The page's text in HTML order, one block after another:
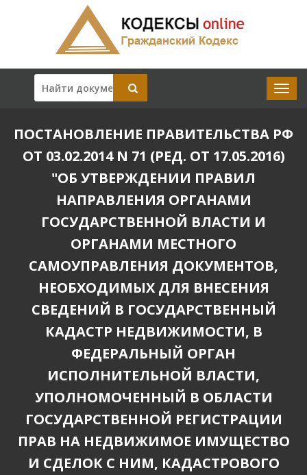
ПОСТАНОВЛЕНИЕ ПРАВИТЕЛЬСТВА РФ
ОТ 03.02.2014 N 71 (РЕД. ОТ 17.05.2016)
"ОБ УТВЕРЖДЕНИИ ПРАВИЛ
НАПРАВЛЕНИЯ ОРГАНАМИ
ГОСУДАРСТВЕННОЙ ВЛАСТИ И
ОРГАНАМИ МЕСТНОГО
САМОУПРАВЛЕНИЯ ДОКУМЕНТОВ,
НЕОБХОДИМЫХ ДЛЯ ВНЕСЕНИЯ
СВЕДЕНИЙ В ГОСУДАРСТВЕННЫЙ
КАДАСТР НЕДВИЖИМОСТИ, В
ФЕДЕРАЛЬНЫЙ ОРГАН
ИСПОЛНИТЕЛЬНОЙ ВЛАСТИ,
УПОЛНОМОЧЕННЫЙ В ОБЛАСТИ
ГОСУДАРСТВЕННОЙ РЕГИСТРАЦИИ
ПРАВ НА НЕДВИЖИМОЕ ИМУЩЕСТВО
И СДЕЛОК С НИМ, КАДАСТРОВОГО